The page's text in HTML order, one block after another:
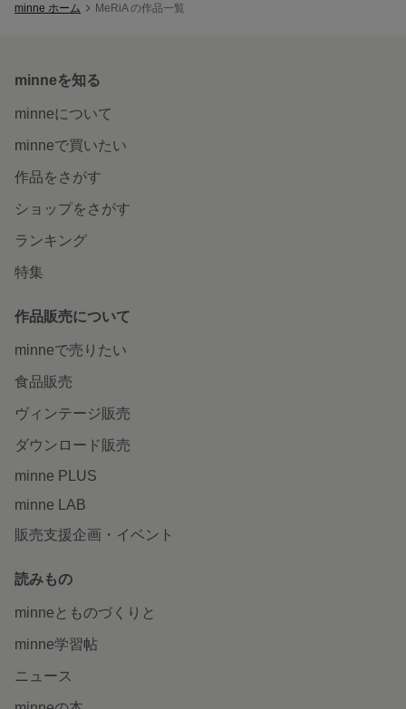
minne ホーム MeRiA の作品一覧
minneを知る
minneについて
minneで買いたい
作品をさがす
ショップをさがす
ランキング
特集
作品販売について
minneで売りたい
食品販売
ヴィンテージ販売
ダウンロード販売
minne PLUS
minne LAB
販売支援企画・イベント
読みもの
minneとものづくりと
minne学習帖
ニュース